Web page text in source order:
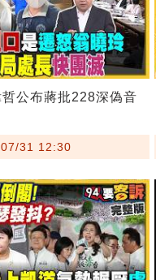
公布蔣批228深偽音
31 12:30